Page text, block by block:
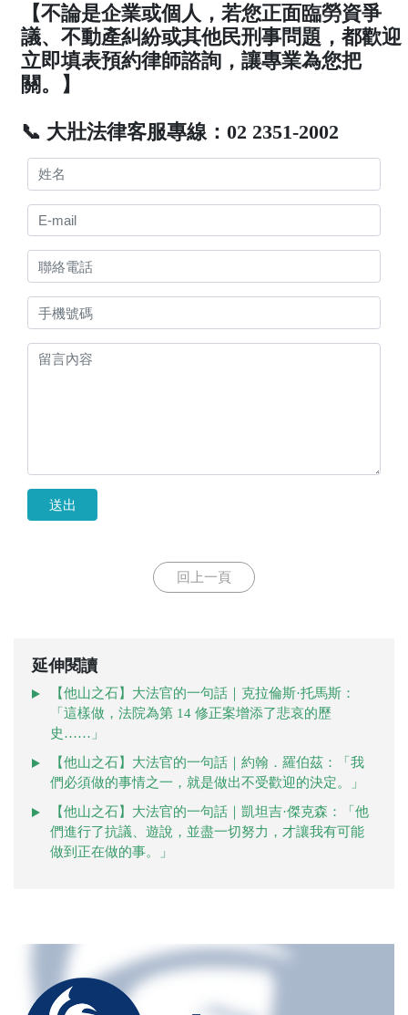
【不論是企業或個人，若您正面臨勞資爭
議、不動產糾紛或其他民刑事問題，都歡迎
立即填表預約律師諮詢，讓專業為您把
關。】
📞 大壯法律客服專線：02 2351-2002
送出
回上一頁
延伸閱讀
【他山之石】大法官的一句話｜克拉倫斯·托馬斯：
「這樣做，法院為第 14 修正案增添了悲哀的歷
史……」
【他山之石】大法官的一句話｜約翰．羅伯茲：「我
們必須做的事情之一，就是做出不受歡迎的決定。」
【他山之石】大法官的一句話｜凱坦吉·傑克森：「他
們進行了抗議、遊說，並盡一切努力，才讓我有可能
做到正在做的事。」